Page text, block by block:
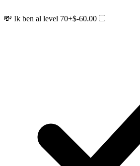
💸 Ik ben al level 70+$-60.00